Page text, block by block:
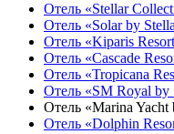
Отель «Stellar
Отель «Solar by
Отель «Kiparis
Отель «Cascade
Отель «Tropicana
Отель «SM Royal by
Отель «Marina Yacht
Отель «Dolphin